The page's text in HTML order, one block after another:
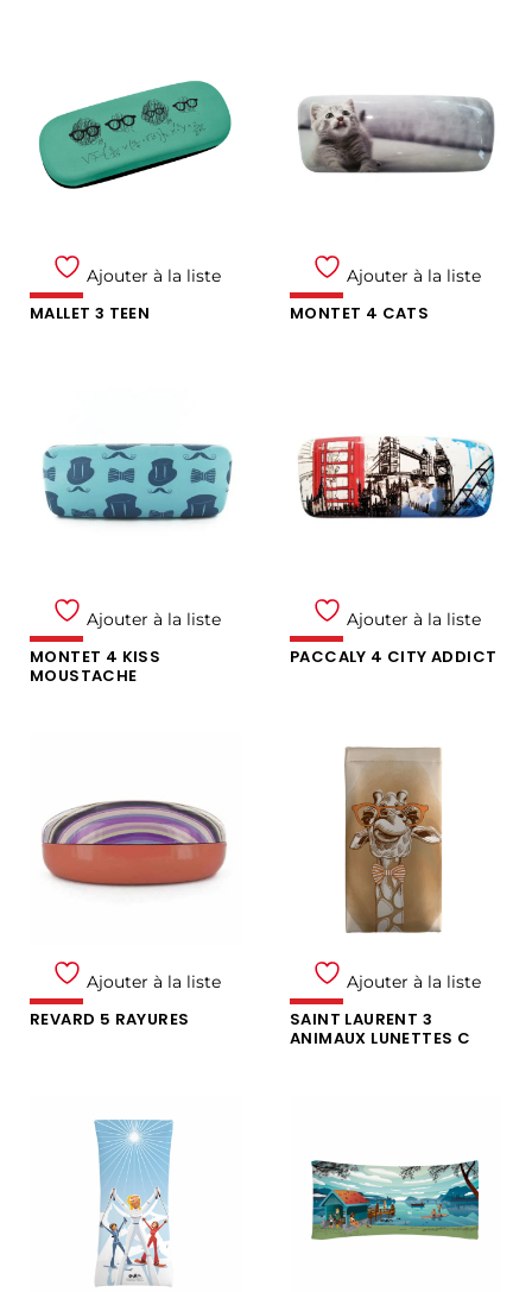
Ajouter à la liste
MALLET 3 TEEN
Ajouter à la liste
MONTET 4 CATS
Ajouter à la liste
MONTET 4 KISS
MOUSTACHE
Ajouter à la liste
PACCALY 4 CITY ADDICT
Ajouter à la liste
REVARD 5 RAYURES
Ajouter à la liste
SAINT LAURENT 3
ANIMAUX LUNETTES C